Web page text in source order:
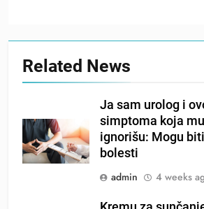
Related News
Ja sam urolog i
simptoma koja
ignorišu: Mogu
bolesti
admin
4 weeks